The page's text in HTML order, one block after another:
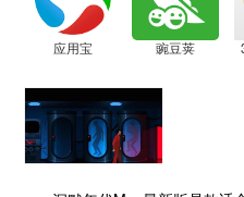
应用宝 豌豆荚